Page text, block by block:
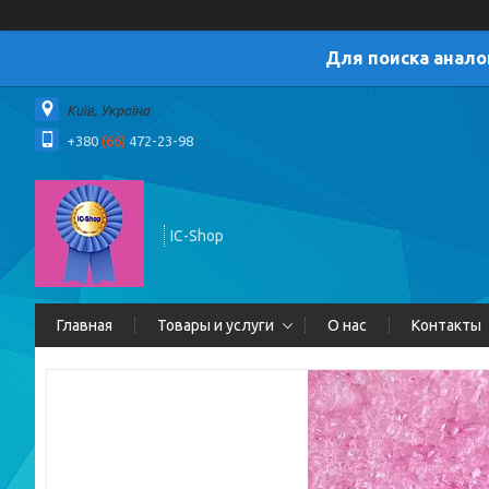
Для поиска
Київ, Україна
+380 (66) 472-23-98
IC-Shop
Главная Товары и услуги О нас Контакты